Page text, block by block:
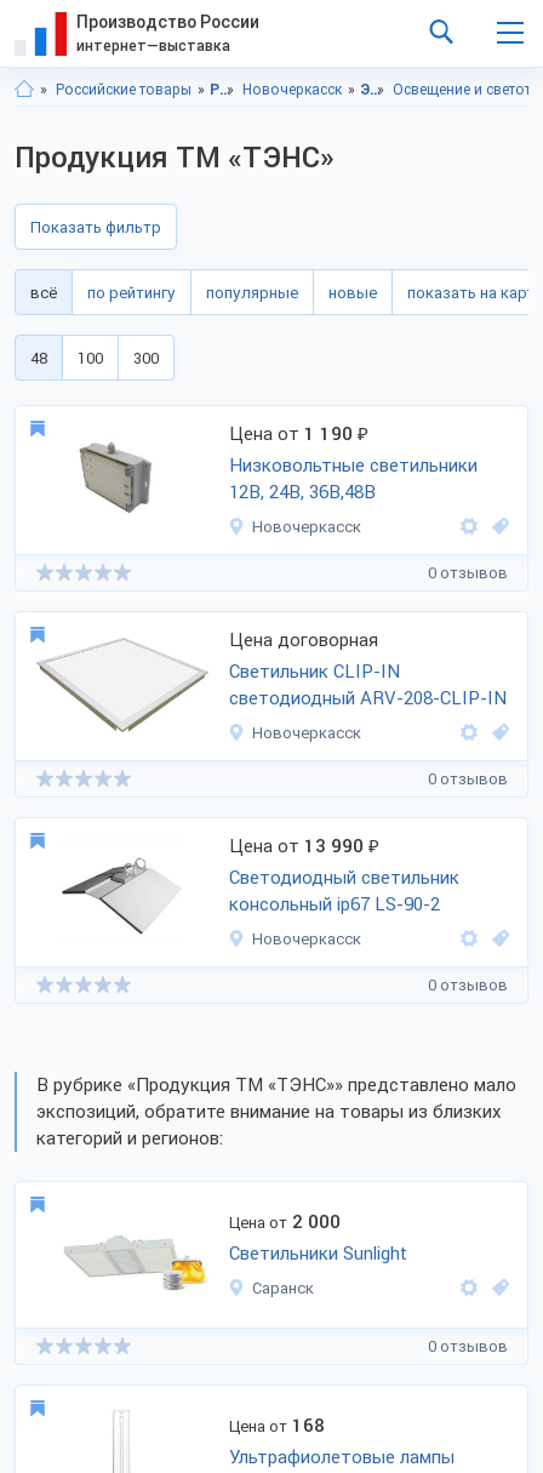
Производство России
интернет—выставка
Российские товары Ростовская область Новочеркасск Электротовары Освещение и
Продукция ТМ «ТЭНС»
Показать фильтр
всё по рейтингу популярные новые показать на карте
48 100 300
Цена от 1 190 ₽
Низковольтные светильники
12В, 24В, 36В,48В
Новочеркасск
0 отзывов
Цена договорная
Cветильник CLIP-IN
cветодиодный ARV-208-CLIP-IN
Новочеркасск
0 отзывов
Цена от 13 990 ₽
Светодиодный светильник
консольный ip67 LS-90-2
Новочеркасск
0 отзывов
В рубрике «Продукция ТМ «ТЭНС»» представлено мало
экспозиций, обратите внимание на товары из близких
категорий и регионов:
Цена от 2 000
Светильники Sunlight
Саранск
0 отзывов
Цена от 168
Ультрафиолетовые лампы